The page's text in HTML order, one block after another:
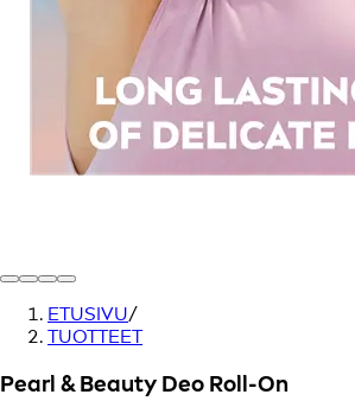
ETUSIVU/
TUOTTEET
Pearl & Beauty Deo Roll-On